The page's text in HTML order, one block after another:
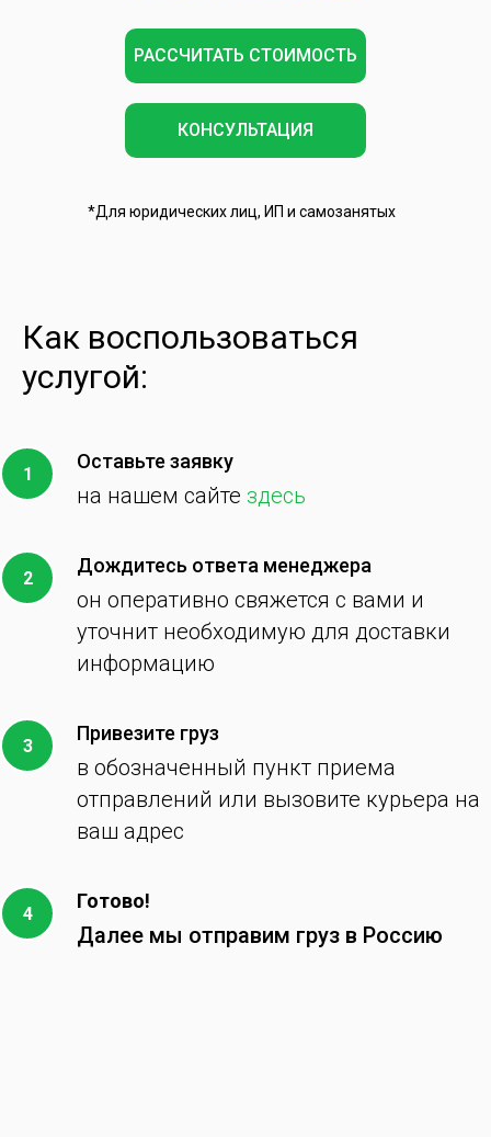
РАССЧИТАТЬ СТОИМОСТЬ
КОНСУЛЬТАЦИЯ
*Для юридических лиц, ИП и самозанятых
Как воспользоваться
услугой:
Оставьте заявку
на нашем сайте здесь
Дождитесь ответа менеджера
он оперативно свяжется с вами и
уточнит необходимую для доставки
информацию
Привезите груз
в обозначенный пункт приема
отправлений или вызовите курьера на
ваш адрес
Готово!
Далее мы отправим груз в Россию